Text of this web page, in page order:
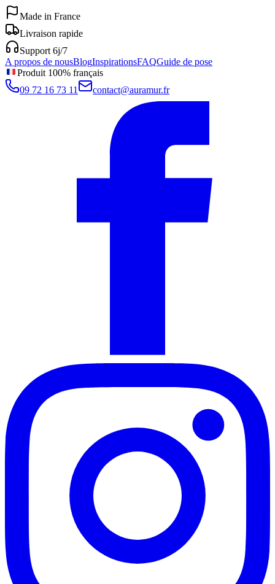
Made in France
Livraison rapide
Support 6j/7
A propos de nousBlogInspirationsFAQGuide de pose
Produit 100% français
09 72 16 73 11
contact@auramur.fr